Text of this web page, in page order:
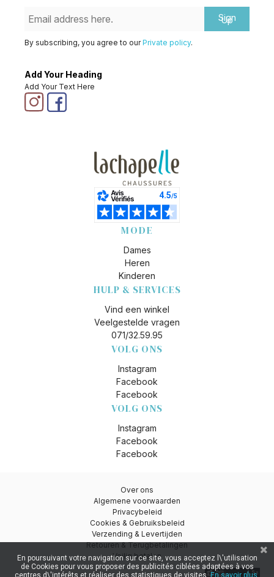
Sign
Up
By subscribing, you agree to ourPrivate policy.
Add Your Heading
Add Your Text Here
MODE
Dames
Heren
Kinderen
HULP & SERVICES
Vind een winkel
Veelgestelde vragen
071/32.59.95
VOLG ONS
Instagram
Facebook
Facebook
VOLG ONS
Instagram
Facebook
Facebook
Over ons
Algemene voorwaarden
Privacybeleid
Cookies & Gebruiksbeleid
Verzending & Levertijden
Retouren & Terugbetalingen
Veilig betalen
En poursuivant votre navigation sur ce site, vous acceptez l\'utilisation
de Cookies pour vous proposer des publicités ciblées adaptées à vos
centres d\'intérêts et réaliser des statistiques de visites.En savoir plus.